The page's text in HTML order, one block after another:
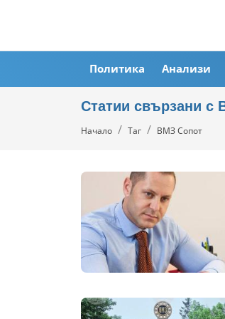
Политика Анализи
Статии свързани с
Начало Таг ВМЗ Сопот